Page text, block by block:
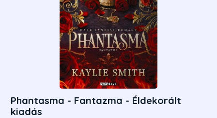
Phantasma - Fantazma - Éldekorált
kiadás